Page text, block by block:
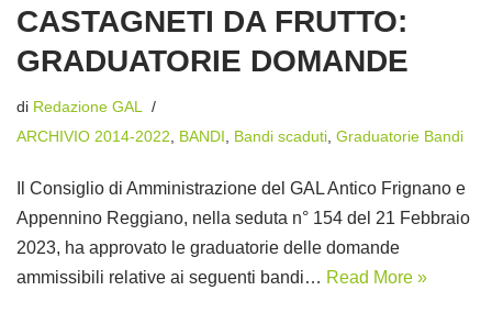
CASTAGNETI DA FRUTTO:
GRADUATORIE DOMANDE
di Redazione GAL
ARCHIVIO 2014-2022
BANDI Bandi scaduti Graduatorie Bandi
Il Consiglio di Amministrazione del GAL Antico Frignano e
Appennino Reggiano, nella seduta n° 154 del 21 Febbraio
2023, ha approvato le graduatorie delle domande
ammissibili relative ai seguenti bandi… Read More »